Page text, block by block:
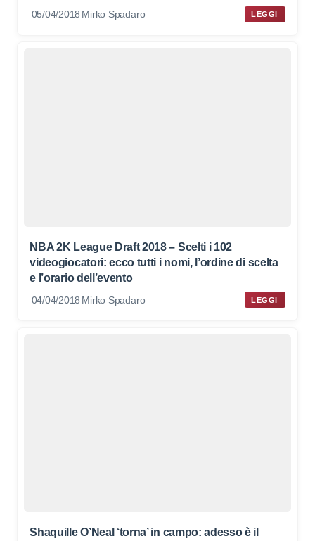
05/04/2018 Mirko Spadaro LEGGI
NBA 2K League Draft 2018 – Scelti i 102
videogiocatori: ecco tutti i nomi, l’ordine di scelta
e l’orario dell’evento
04/04/2018 Mirko Spadaro LEGGI
Shaquille O’Neal ‘torna’ in campo: adesso è il